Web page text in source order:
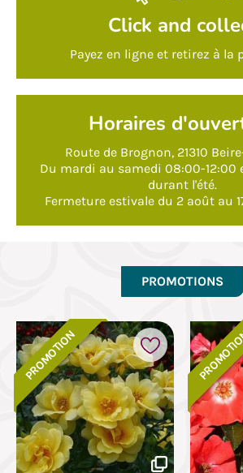
Click and
Payez en ligne et retirez à la
Horaires
Route de Brognon, 21310
Du mardi au samedi 08:00-12:00
durant l'été.
Fermeture estivale du 2 août au
PROMOTIONS
PROMOTION